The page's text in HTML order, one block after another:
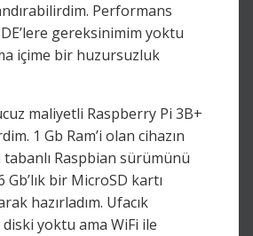
Performans
gereksinimim yoktu
içime bir huzursuzluk
maliyetli Raspberry Pi 3B+
1 Gb Ram’i olan cihazın
Raspbian sürümünü
Gb’lık bir MicroSD kartı
hazırladım. Ufacık
yoktu ama WiFi ile